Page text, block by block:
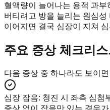
혈액량이 늘어나는 용적 과
버티려고 방을 늘리는 원심성
이어지면 결국 심장이 지쳐
주요 증상 체크리
다음 증상 중 하나라도 보이
심장 잡음: 청진 시 좌측 심첨